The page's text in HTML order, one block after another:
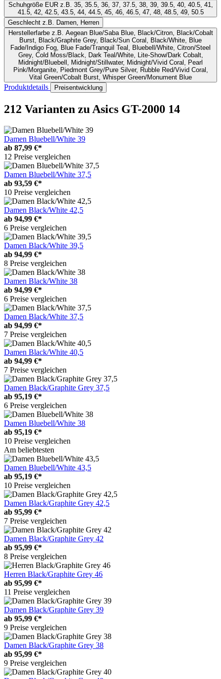
Schuhgröße EURz.B. 35, 35.5, 36, 37, 37.5, 38, 39, 39.5, 40, 40.5, 41,
41.5, 42, 42.5, 43.5, 44, 44.5, 45, 46, 46.5, 47, 48, 48.5, 49, 50.5
Geschlecht z.B. Damen, Herren
Herstellerfarbez.B. Aegean Blue/Saba Blue, Black/Citron, Black/Cobalt
Burst, Black/Graphite Grey, Black/Sun Coral, Black/White, Blue
Fade/Indigo Fog, Blue Fade/Tranquil Teal, Bluebell/White, Citron/Steel
Grey, Cold Moss/Black, Dark Teal/White, Lite-Show/Dark Cobalt,
Midnight/Bluebell, Midnight/Stillwater, Midnight/Vivid Coral, Pearl
Pink/Morganite, Piedmont Grey/Pure Silver, Rubble Red/Vivid Coral,
Vital Green/Cobalt Burst, Whisper Green/Monument Blue
Produktdetails Preisentwicklung
212 Varianten zu Asics GT-2000 14
Damen Bluebell/White 39
ab 87,99 €*
12 Preise vergleichen
Damen Bluebell/White 37,5
ab 93,59 €*
10 Preise vergleichen
Damen Black/White 42,5
ab 94,99 €*
6 Preise vergleichen
Damen Black/White 39,5
ab 94,99 €*
8 Preise vergleichen
Damen Black/White 38
ab 94,99 €*
6 Preise vergleichen
Damen Black/White 37,5
ab 94,99 €*
7 Preise vergleichen
Damen Black/White 40,5
ab 94,99 €*
7 Preise vergleichen
Damen Black/Graphite Grey 37,5
ab 95,19 €*
6 Preise vergleichen
Damen Bluebell/White 38
ab 95,19 €*
10 Preise vergleichen
Am beliebtesten
Damen Bluebell/White 43,5
ab 95,19 €*
10 Preise vergleichen
Damen Black/Graphite Grey 42,5
ab 95,99 €*
7 Preise vergleichen
Damen Black/Graphite Grey 42
ab 95,99 €*
8 Preise vergleichen
Herren Black/Graphite Grey 46
ab 95,99 €*
11 Preise vergleichen
Damen Black/Graphite Grey 39
ab 95,99 €*
9 Preise vergleichen
Damen Black/Graphite Grey 38
ab 95,99 €*
9 Preise vergleichen